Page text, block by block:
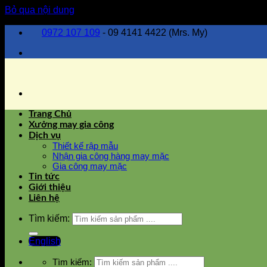
Bỏ qua nội dung
0972 107 109 - 09 4141 4422 (Mrs. My)
Trang Chủ
Xưởng may gia công
Dịch vụ
Thiết kế rập mẫu
Nhận gia công hàng may mặc
Gia công may mặc
Tin tức
Giới thiệu
Liên hệ
Tìm kiếm:
English
Tìm kiếm: